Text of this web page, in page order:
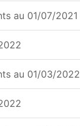
au 01/07/2021
au 01/03/2022